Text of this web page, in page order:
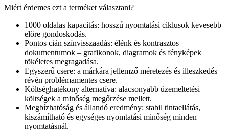
Miért érdemes ezt a terméket választani?
1000 oldalas kapacitás: hosszú nyomtatási ciklusok kevesebb
előre gondoskodás.
Pontos cián színvisszaadás: élénk és kontrasztos
dokumentumok – grafikonok, diagramok és fényképek
tökéletes megragadása.
Egyszerű csere: a márkára jellemző méretezés és illeszkedés
révén problémamentes csere.
Költséghatékony alternatíva: alacsonyabb üzemeltetési
költségek a minőség megőrzése mellett.
Megbízhatóság és állandó eredmény: stabil tintaellátás,
kiszámítható és egységes nyomtatási minőség minden
nyomtatásnál.